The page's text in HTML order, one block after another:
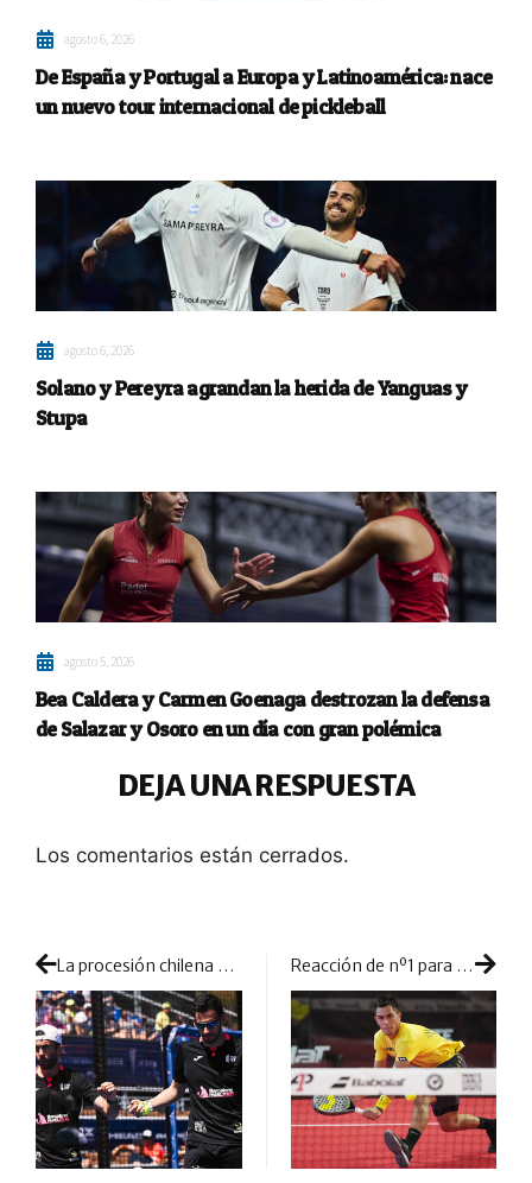
agosto 6, 2026
De España y Portugal a Europa y Latinoamérica: nace
un nuevo tour internacional de pickleball
agosto 6, 2026
Solano y Pereyra agrandan la herida de Yanguas y
Stupa
agosto 5, 2026
Bea Caldera y Carmen Goenaga destrozan la defensa
de Salazar y Osoro en un día con gran polémica
DEJA UNA RESPUESTA
Los comentarios están cerrados.
La procesión chilena de ‘Pincho’ y Diestro no tiene fin: consiguen colarse en semifinales Reacción de nº1 para repetir en semis la final de Sevilla